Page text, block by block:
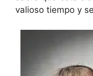
valioso tiempo y